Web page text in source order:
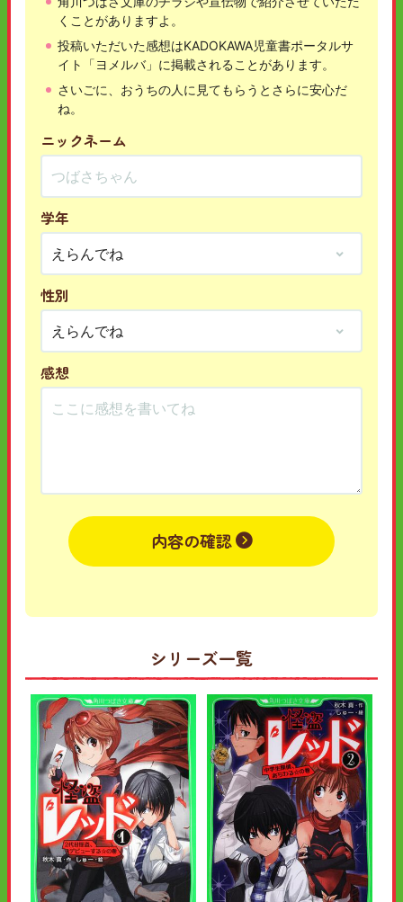
くことがありますよ。
投稿いただいた感想はKADOKAWA児童書ポータルサ
イト「ヨメルバ」に掲載されることがあります。
さいごに、おうちの人に見てもらうとさらに安心だ
ね。
ニックネーム
学年
性別
感想
内容の確認
シリーズ一覧